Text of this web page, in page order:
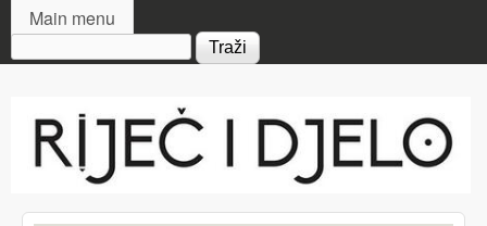
MAIN MENU
Main menu
Search form
i djelo